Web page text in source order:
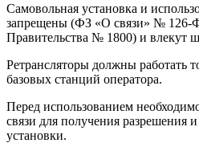
Самовольная установка и
запрещены (ФЗ «О связи» № 126-
Правительства № 1800) и
Ретрансляторы должны работать
базовых станций оператора.
Перед использованием
связи для получения разрешения
установки.